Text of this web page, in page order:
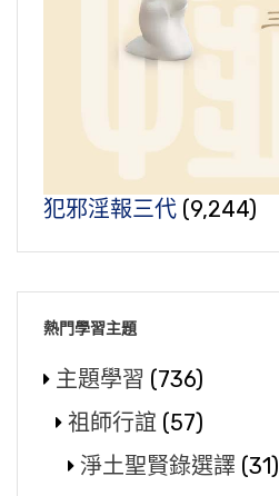
犯邪淫報三代 (9,244)
熱門學習主題
主題學習 (736)
祖師行誼 (57)
淨土聖賢錄選譯 (31)